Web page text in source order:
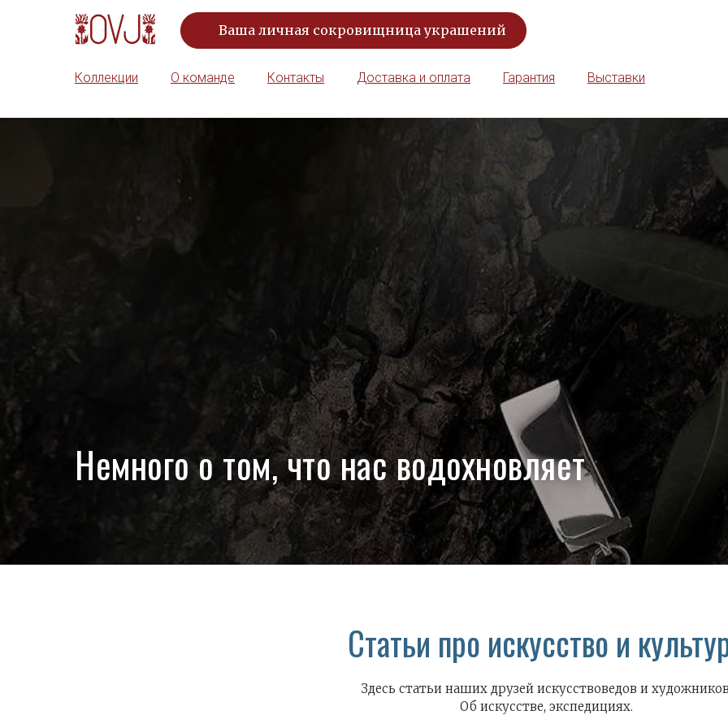
Ваша личная сокровищница украшений
Коллекции О команде Контакты Доставка и оплата Гарантия Выставки
Немного о том, что нас водохновляет
Статьи про искусство и
Здесь статьи наших друзей искусствоведов и
Об искусстве, экспедициях.